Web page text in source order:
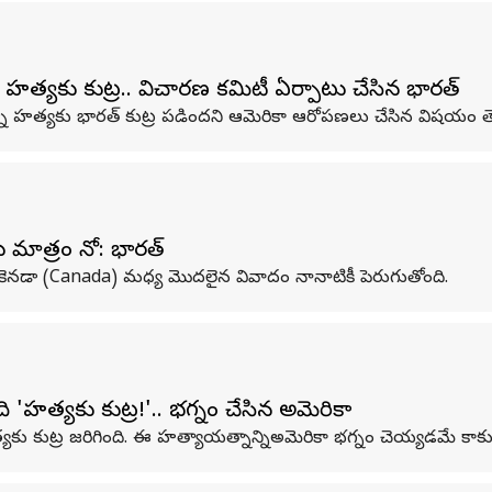
హత్యకు కుట్ర.. విచారణ కమిటీని ఏర్పాటు చేసిన భారత్
హత్యకు భారత్ కుట్ర పడిందని ఆమెరికా ఆరోపణలు చేసిన విషయం
మాత్రం నో: భారత్
(Canada) మధ్య మొదలైన వివాదం నానాటికీ పెరుగుతోంది.
'హత్యకు కుట్ర!'.. భగ్నం చేసిన అమెరికా
కుట్ర జరిగింది. ఈ హత్యాయత్నాన్నిఅమెరికా భగ్నం చెయ్యడమే